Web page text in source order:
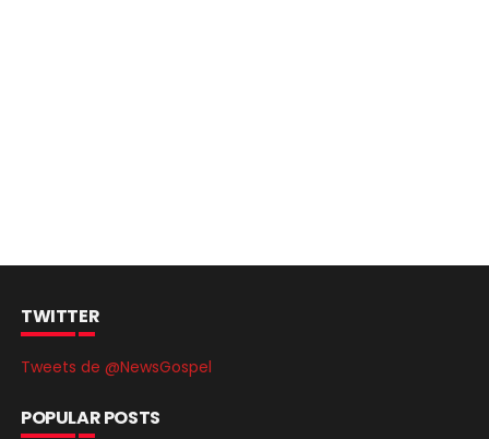
TWITTER
Tweets de @NewsGospel
POPULAR POSTS